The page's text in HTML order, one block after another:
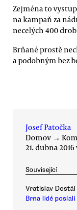
Zejména to
na kampaň za
necelých 400
Brňané prostě
a podobným bez
Josef Patočka
Domov →
21. dubna
Související
Vratislav Dostál
Brna lidé